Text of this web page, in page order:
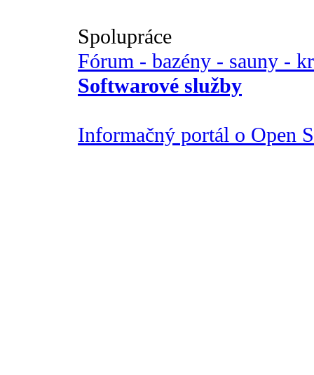
Spolupráce
Fórum - bazény - sauny -
Softwarové služby
Informačný portál o Open